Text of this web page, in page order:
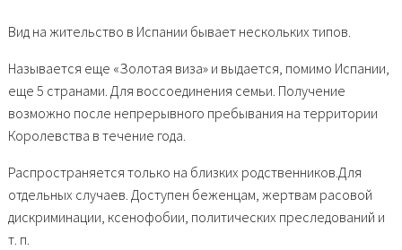
Вид на жительство в Испании бывает нескольких типов.
Называется еще «Золотая виза» и выдается, помимо Испании,
еще 5 странами. Для воссоединения семьи. Получение
возможно после непрерывного пребывания на территории
Королевства в течение года.
Распространяется только на близких родственников.Для
отдельных случаев. Доступен беженцам, жертвам расовой
дискриминации, ксенофобии, политических преследований и
т. п.